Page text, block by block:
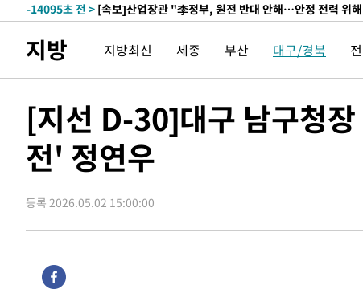
-14095초 전 > [속보]산업장관 "李정부, 원전 반대 안해…안정 전력 위
색
-12179초 전 >
[속보]산업장관 "美무역법 제301조 과잉생산 결과 발표
-11972초 전 >[속보]코스피 매도사이드카 발동…4%대 급락
-8805초 전 >
서울 열대야 15일째 지속…비공식 '초열대야' 30도 넘어
-7372초 전 >[속보]코스닥, 2.15포인트(0.27%) 내린 797.44 출발
-7355초 전 >[속보]코스피, 119.51포인트(1.81%) 내린 6478.75 개장
-3753초 전 >서울 낮 39도 '폭염중대경보'…40도 관측 가능성도
-1115초 전 >미 워싱턴주 스포캔 시의 통제불능 3개 산불, 방화선 일부
0.49%↑
-30940초 전 >
지방 지방최신 세종 부산 대구/경북
[지선 D-30]대구 남구청
전' 정연우
등록 2026.05.02 15:00:00